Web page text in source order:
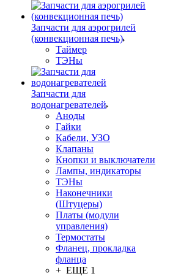
Запчасти для аэрогрилей
(конвекционная печь)
Таймер
ТЭНы
Запчасти для
водонагревателей
Аноды
Гайки
Кабели, УЗО
Клапаны
Кнопки и выключатели
Лампы, индикаторы
ТЭНы
Наконечники
(Штуцеры)
Платы (модули
управления)
Термостаты
Фланец, прокладка
фланца
+ ЕЩЕ 1